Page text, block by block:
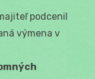
podcenil
výmena v